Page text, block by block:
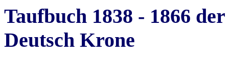
Taufbuch 1838 - 1866
Deutsch Krone